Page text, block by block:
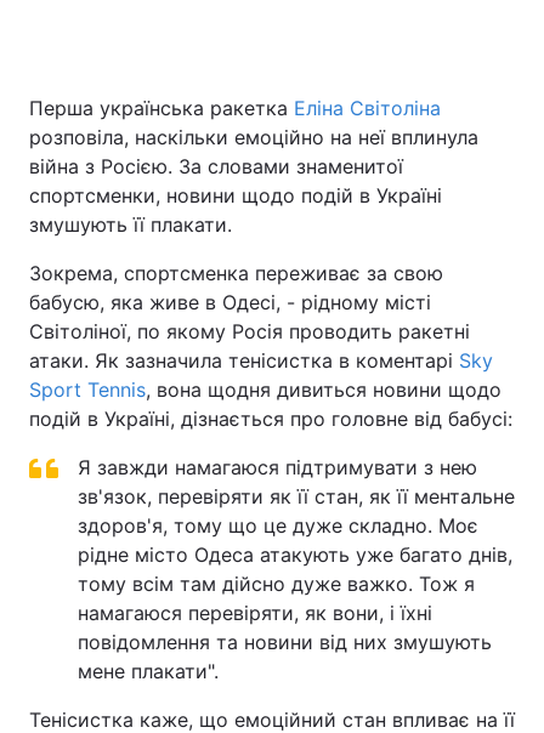
Україна Політика
Економіка Світ
Техно і зв'язок Лайт
Зброя Інциденти
Здоров'я
Цікавинки Погода
Лонгріди
Відео з Youtube Статті
Перша українська ракетка Еліна Світоліна
розповіла, наскільки емоційно на неї вплинула
війна з Росією. За словами знаменитої
спортсменки, новини щодо подій в Україні
змушують її плакати.
Зокрема, спортсменка переживає за свою
бабусю, яка живе в Одесі, - рідному місті
Світоліної, по якому Росія проводить ракетні
атаки. Як зазначила тенісистка в коментарі Sky
Sport Tennis, вона щодня дивиться новини щодо
подій в Україні, дізнається про головне від бабусі:
Я завжди намагаюся підтримувати з нею
зв'язок, перевіряти як її стан, як її ментальне
здоров'я, тому що це дуже складно. Моє
рідне місто Одеса атакують уже багато днів,
тому всім там дійсно дуже важко. Тож я
намагаюся перевіряти, як вони, і їхні
повідомлення та новини від них змушують
мене плакати".
Тенісистка каже, що емоційний стан впливає на її